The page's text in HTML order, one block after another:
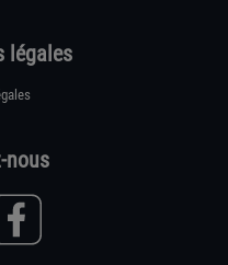
légales
nous